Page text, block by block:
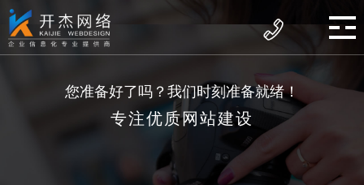
您准备好了吗？我们时刻准备就绪！
专注优质网站建设